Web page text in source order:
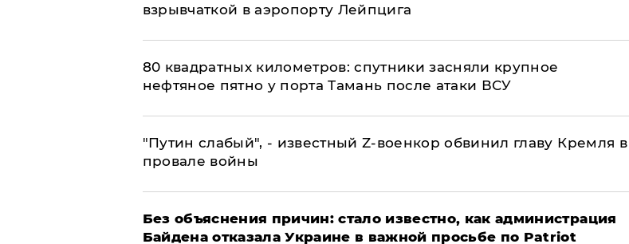
взрывчаткой в аэропорту Лейпцига
80 квадратных километров: спутники засняли крупное
нефтяное пятно у порта Тамань после атаки ВСУ
​"Путин слабый", - известный Z-военкор обвинил главу Кремля в
провале войны
Без объяснения причин: стало известно, как администрация
Байдена отказала Украине в важной просьбе по Patriot